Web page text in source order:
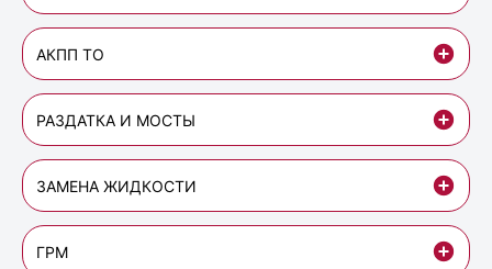
АКПП ТО
РАЗДАТКА И МОСТЫ
ЗАМЕНА ЖИДКОСТИ
ГРМ